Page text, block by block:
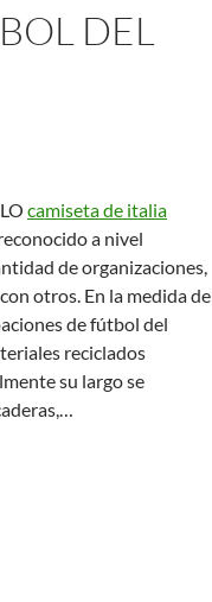
DEL
camiseta de italia
a nivel
de organizaciones,
otros. En la medida de
de fútbol del
reciclados
su largo se